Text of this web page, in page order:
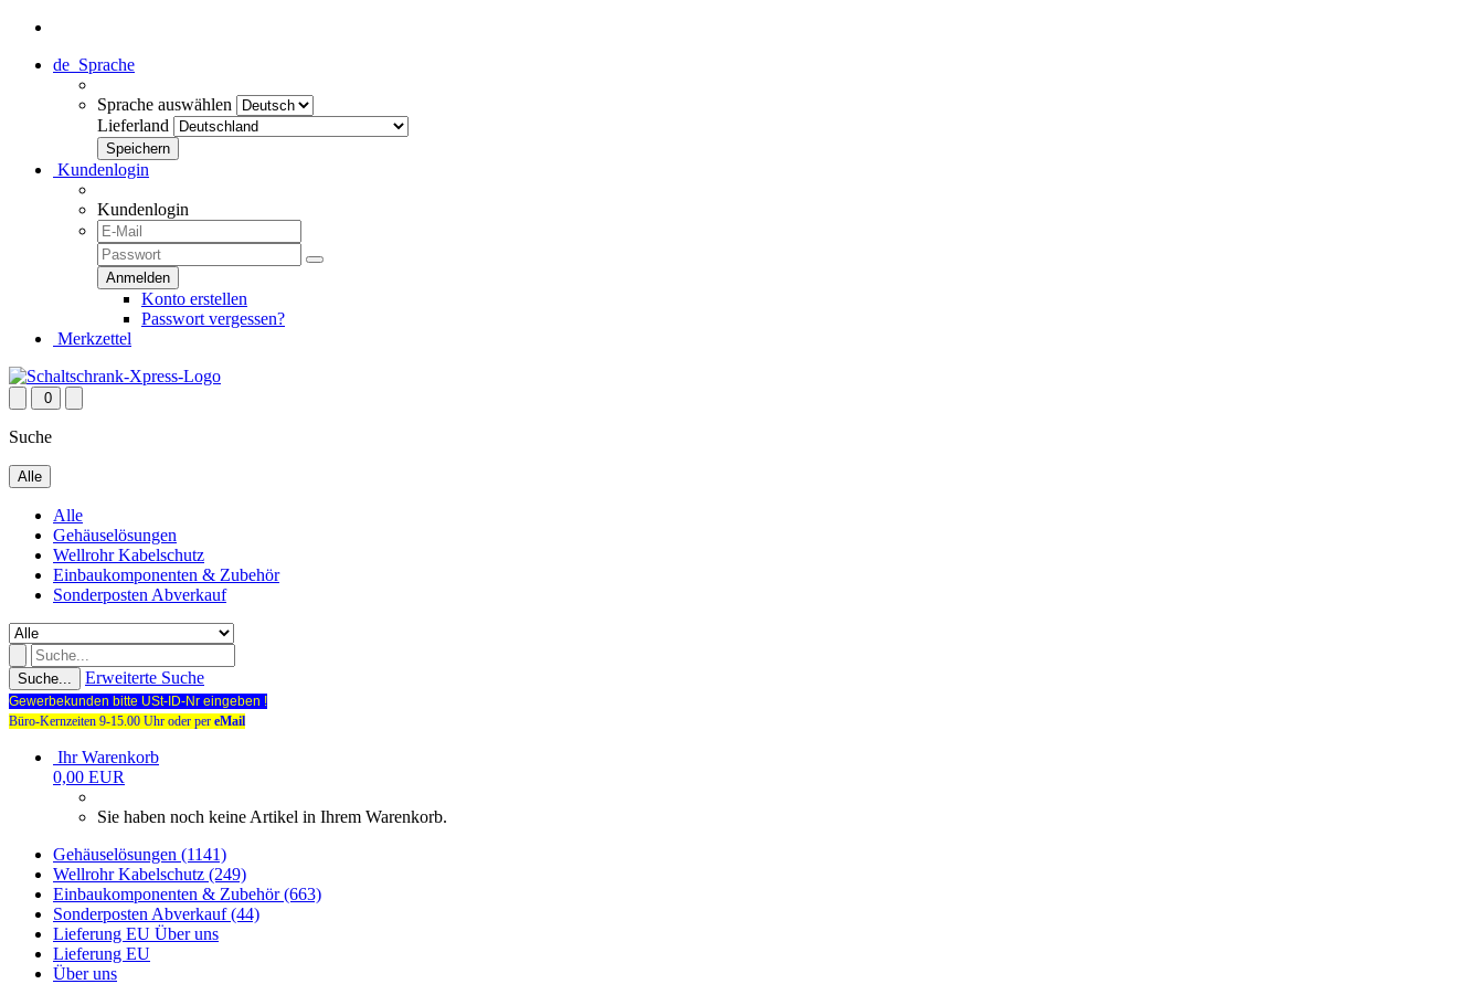
de Sprache
Sprache auswählen
Lieferland
Kundenlogin
Kundenlogin
Konto erstellen
Passwort vergessen?
Merkzettel
0
Suche
Alle
Alle
Gehäuselösungen
Wellrohr Kabelschutz
Einbaukomponenten & Zubehör
Sonderposten Abverkauf
Suche... Erweiterte Suche
Gewerbekunden bitte USt-ID-Nr eingeben !
Büro-Kernzeiten 9-15.00 Uhr oder per eMail
Ihr Warenkorb
0,00 EUR
Sie haben noch keine Artikel in Ihrem Warenkorb.
Gehäuselösungen (1141)
Wellrohr Kabelschutz (249)
Einbaukomponenten & Zubehör (663)
Sonderposten Abverkauf (44)
Lieferung EU Über uns
Lieferung EU
Über uns